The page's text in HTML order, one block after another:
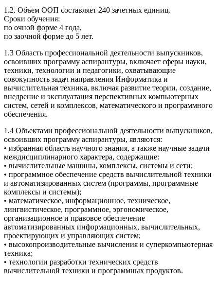
1.2. Объем ООП составляет 240 зачетных единиц.
Сроки обучения:
по очной форме 4 года,
по заочной форме до 5 лет.
1.3 Область профессиональной деятельности выпускников,
освоивших программу аспирантуры, включает сферы науки,
техники, технологии и педагогики, охватывающие
совокупность задач направления Информатика и
вычислительная техника, включая развитие теории, создание,
внедрение и эксплуатация перспективных компьютерных
систем, сетей и комплексов, математического и программного
обеспечения.
1.4 Объектами профессиональной деятельности выпускников,
освоивших программу аспирантуры, являются:
• избранная область научного знания, а также научные задачи
междисциплинарного характера, содержащие:
• вычислительные машины, комплексы, системы и сети;
• программное обеспечение средств вычислительной техники
и автоматизированных систем (программы, программные
комплексы и системы);
• математическое, информационное, техническое,
лингвистическое, программное, эргономическое,
организационное и правовое обеспечение
автоматизированных информационных, вычислительных,
проектирующих и управляющих систем;
• высокопроизводительные вычисления и суперкомпьютерная
техника;
• технологии разработки технических средств
вычислительной техники и программных продуктов.